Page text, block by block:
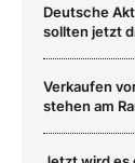
Deutsche
sollten jetzt
Verkaufen
stehen am